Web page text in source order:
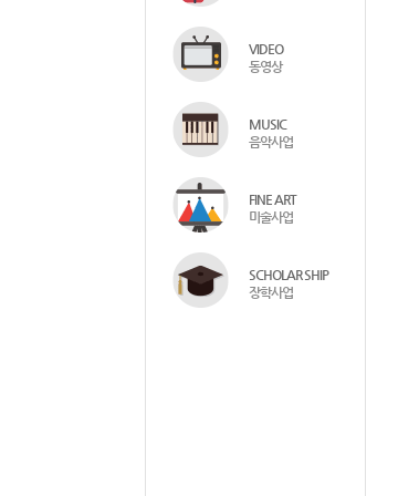
VIDEO
동영상
MUSIC
음악사업
FINE ART
미술사업
SCHOLAR SHIP
장학사업